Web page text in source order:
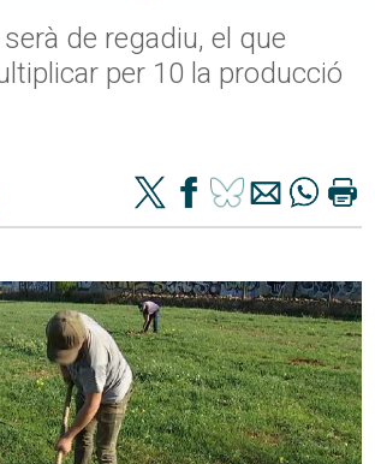
de regadiu, el que
per 10 la producció